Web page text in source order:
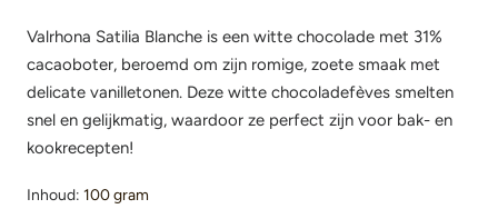
Valrhona Satilia Blanche is een witte chocolade met 31%
cacaoboter, beroemd om zijn romige, zoete smaak met
delicate vanilletonen. Deze witte chocoladefèves smelten
snel en gelijkmatig, waardoor ze perfect zijn voor bak- en
kookrecepten!
Inhoud: 100 gram